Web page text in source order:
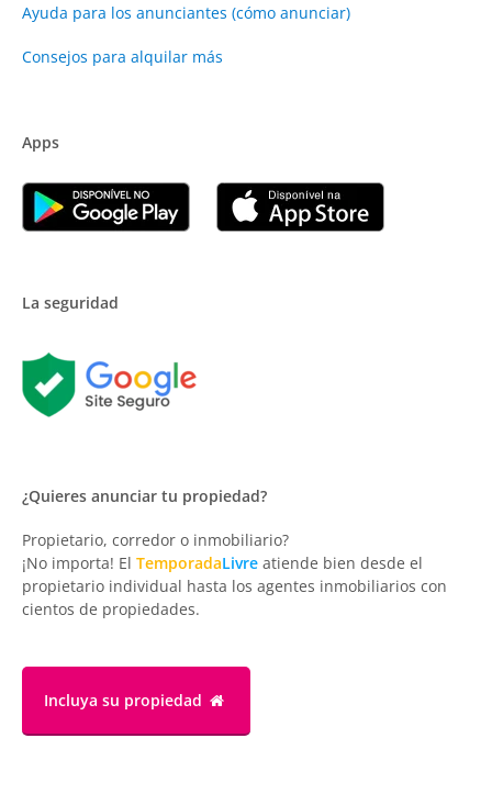
Ayuda para los anunciantes (cómo anunciar)
Consejos para alquilar más
Apps
La seguridad
¿Quieres anunciar tu propiedad?
Propietario, corredor o inmobiliario?
¡No importa! El TemporadaLivre atiende bien desde el
propietario individual hasta los agentes inmobiliarios con
cientos de propiedades.
Incluya su propiedad